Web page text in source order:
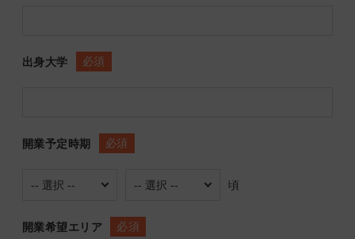
出身大学 必須
開業予定時期 必須
頃
開業希望エリア 必須